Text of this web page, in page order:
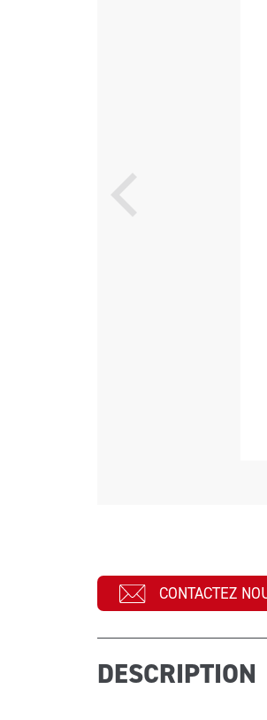
CONTACTEZ
DESCRIPTION